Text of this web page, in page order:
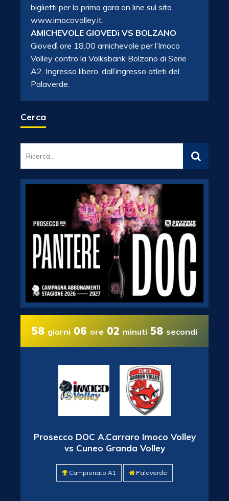
biglietti per la prima gara on line sul sito
www.imocovolley.it.
AMICHEVOLE GIOVEDì VS BOLZANO
Giovedì ore 18.00 amichevole per l’Imoco
Volley contro la Volksbank Bolzano di Serie
A2. Ingresso libero, dall’ingresso atleti del
Palaverde.
Cerca
58 giorni 06 ore 02 minuti 57 secondi
Prosecco DOC A.Carraro Imoco Volley
vs Cuneo Granda Volley
Campionato A1 Palaverde